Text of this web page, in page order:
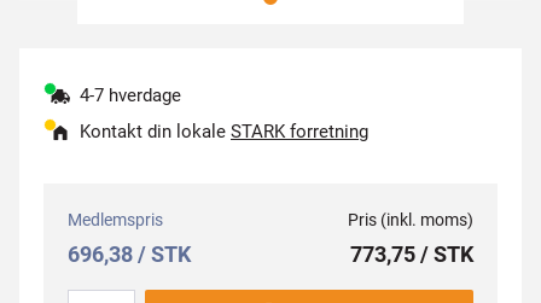
4-7 hverdage
Kontakt din lokale STARK forretning
Medlemspris
696,38 / STK
Pris (inkl. moms)
773,75 / STK